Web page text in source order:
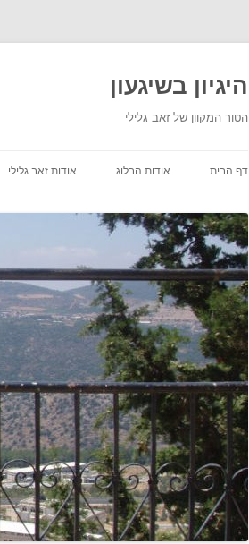
היגיון בשיגעון
הטור המקוון של זאב גלילי
דף הבית אודות הבלוג אודות זאב גלילי